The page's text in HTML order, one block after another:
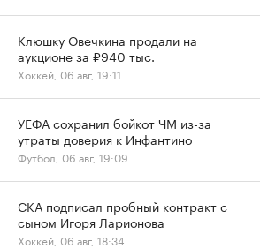
Клюшку Овечкина продали на
аукционе за ₽940 тыс.
Хоккей, 06 авг, 19:11
УЕФА сохранил бойкот ЧМ из-за
утраты доверия к Инфантино
Футбол, 06 авг, 19:09
СКА подписал пробный контракт с
сыном Игоря Ларионова
Хоккей, 06 авг, 18:34